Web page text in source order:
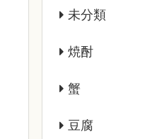
未分類
焼酎
蟹
豆腐